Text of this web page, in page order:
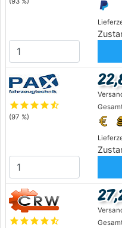
starstarstarstarstar_half
(97 %)
starstarstarstarstar_half